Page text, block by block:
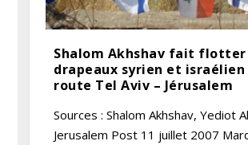
Shalom Akhshav fait flotter
drapeaux syrien et israélien
route Tel Aviv – Jérusalem
Sources : Shalom Akhshav, Yediot
Jerusalem Post 11 juillet 2007